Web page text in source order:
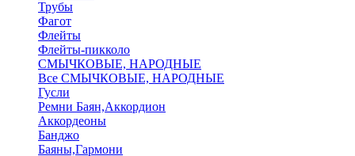
Трубы
Фагот
Флейты
Флейты-пикколо
СМЫЧКОВЫЕ, НАРОДНЫЕ
Все СМЫЧКОВЫЕ, НАРОДНЫЕ
Гусли
Ремни Баян,Аккордион
Аккордеоны
Банджо
Баяны,Гармони